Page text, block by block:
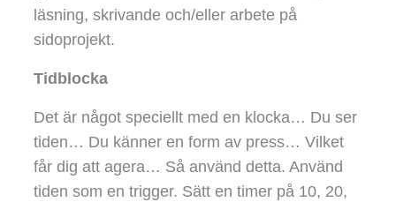
läsning, skrivande och/eller arbete på
sidoprojekt.
Tidblocka
Det är något speciellt med en klocka… Du ser
tiden… Du känner en form av press… Vilket
får dig att agera… Så använd detta. Använd
tiden som en trigger. Sätt en timer på 10, 20,